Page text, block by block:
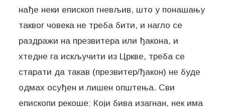
нађе неки епископ гневљив, што у понашању
таквог човека не треба бити, и нагло се
раздражи на презвитера или ђакона, и
хтедне га искључити из Цркве, треба се
старати да такав (презвитер/ђакон) не буде
одмах осуђен и лишен општења. Сви
епископи рекоше: Који бива изагнан, нек има